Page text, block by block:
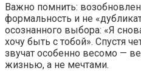
Важно помнить:
формальность и не
осознанного выбора: «Я
хочу быть с тобой». Спустя
звучат особенно весомо —
жизнью, а не мечтами.